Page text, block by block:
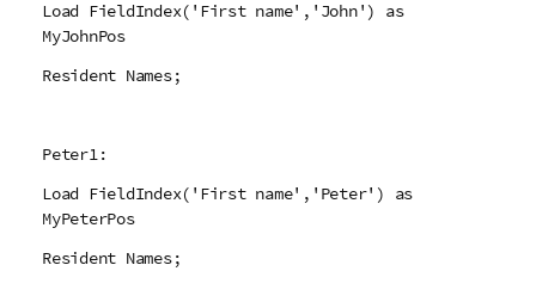
Load FieldIndex('First name','John') as
MyJohnPos
Resident Names;
Peter1:
Load FieldIndex('First name','Peter') as
MyPeterPos
Resident Names;